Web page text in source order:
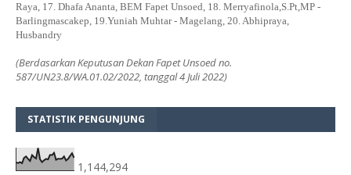
Raya, 17. Dhafa Ananta, BEM Fapet Unsoed, 18. Merryafinola,S.Pt,MP -
Barlingmascakep, 19.Yuniah Muhtar - Magelang, 20. Abhipraya,
Husbandry
(Berdasarkan Keputusan Dekan Fapet Unsoed no.
587/UN23.8/WA.01.02/2022, tanggal 4 Juli 2022)
STATISTIK PENGUNJUNG
1,144,294